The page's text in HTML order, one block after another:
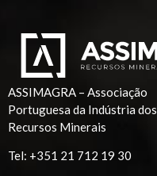
ASSIMAGRA – Associação
Portuguesa da Indústria dos
Recursos Minerais
Tel: +351 21 712 19 30